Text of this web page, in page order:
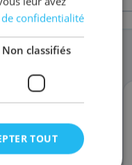
confidentialité
Non classifiés
TOUT